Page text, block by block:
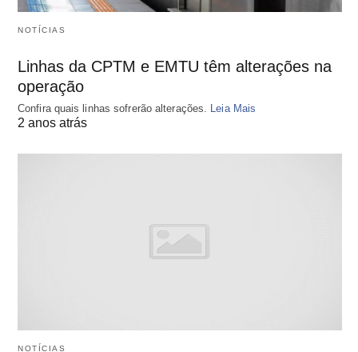
NOTÍCIAS
Linhas da CPTM e EMTU têm alterações na
operação
Confira quais linhas sofrerão alterações. Leia Mais
2 anos atrás
NOTÍCIAS